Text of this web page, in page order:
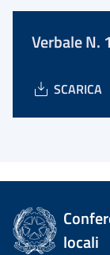
Verbale N.
SCARICA
locali